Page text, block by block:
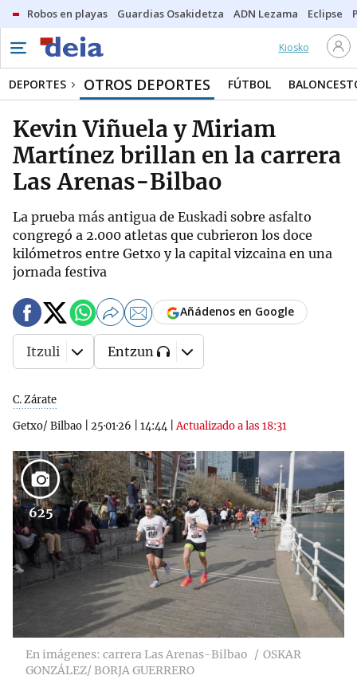
Robos en playas Guardias Osakidetza ADN Lezama Eclipse
Kiosko
DEPORTES OTROS DEPORTES FÚTBOL
Kevin Viñuela y Miriam
Martínez brillan en la carrera
Las Arenas-Bilbao
La prueba más antigua de Euskadi sobre asfalto
congregó a 2.000 atletas que cubrieron los doce
kilómetros entre Getxo y la capital vizcaina en una
jornada festiva
C. Zárate
Getxo/ Bilbao
25·01·26 14:44 |Actualizado a las 18:31
Añádenos en Google
Itzuli Entzun
625
En imágenes: carrera Las Arenas-Bilbao
OSKAR
GONZÁLEZ/ BORJA GUERRERO